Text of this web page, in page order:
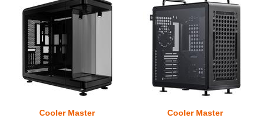
Cooler Master
Cooler Master